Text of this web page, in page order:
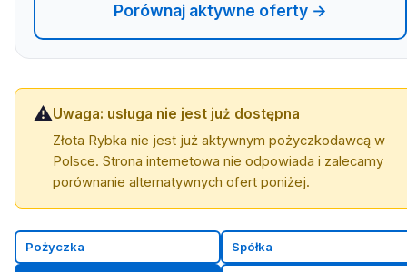
Porównaj aktywne oferty →
⚠️Uwaga: usługa nie jest już dostępna
Złota Rybka nie jest już aktywnym pożyczkodawcą w
Polsce. Strona internetowa nie odpowiada i zalecamy
porównanie alternatywnych ofert poniżej.
Pożyczka Spółka